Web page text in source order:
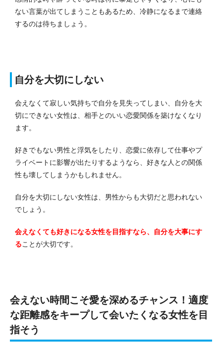
ない言葉が出てしまうこともあるため、冷静になるまで連絡
するのは待ちましょう。
自分を大切にしない
会えなくて寂しい気持ちで自分を見失ってしまい、自分を大
切にできない女性は、相手とのいい恋愛関係を築けなくなり
ます。
好きでもない男性と浮気をしたり、恋愛に依存して仕事やプ
ライベートに影響が出たりするようなら、好きな人との関係
性も壊してしまうかもしれません。
自分を大切にしない女性は、男性からも大切だと思われない
でしょう。
会えなくても好きになる女性を目指すなら、自分を大事にす
ることが大切です。
会えない時間こそ愛を深めるチャンス！適度
な距離感をキープして会いたくなる女性を目
指そう